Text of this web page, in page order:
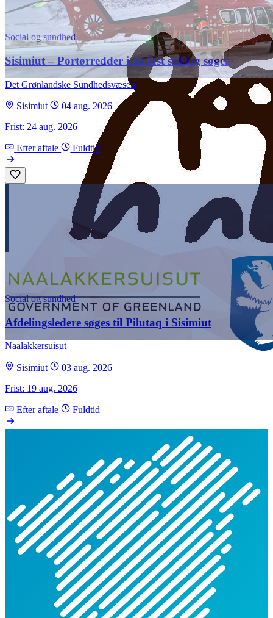
Social og sundhed
Sisimiut – Portørredder i en fast stilling søges
Det Grønlandske Sundhedsvæsen
Sisimiut
04 aug. 2026
Frist: 24 aug. 2026
Efter aftale Fuldtid
Social og sundhed
Afdelingsledere søges til Pilutaq i Sisimiut
Naalakkersuisut
Sisimiut
03 aug. 2026
Frist: 19 aug. 2026
Efter aftale Fuldtid